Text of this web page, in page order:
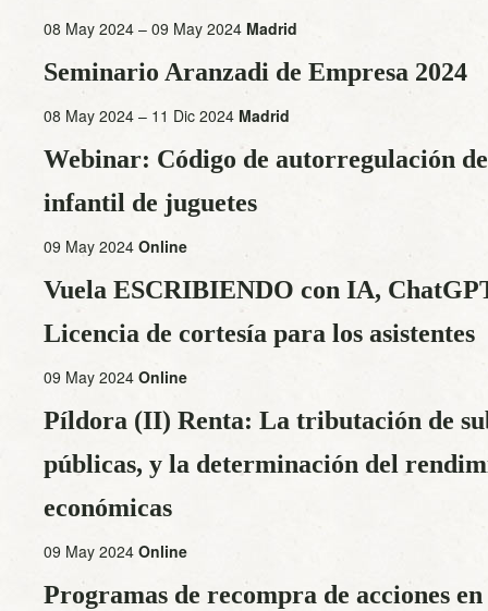
08 May 2024 – 09 May 2024 Madrid
Seminario Aranzadi de Empresa 2024
08 May 2024 – 11 Dic 2024 Madrid
Webinar: Código de autorregulación
infantil de juguetes
09 May 2024 Online
Vuela ESCRIBIENDO con IA,
Licencia de cortesía para los asistentes
09 May 2024 Online
Píldora (II) Renta: La tributación de
públicas, y la determinación del
económicas
09 May 2024 Online
Programas de recompra de acciones en